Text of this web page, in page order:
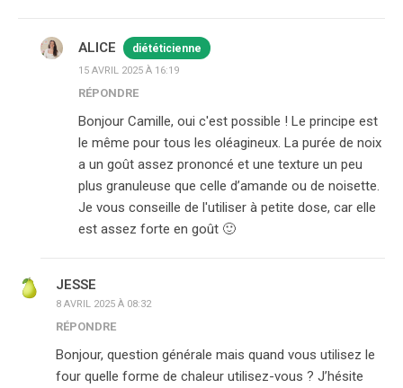
ALICE diététicienne
15 AVRIL 2025 À 16:19
RÉPONDRE
Bonjour Camille, oui c'est possible ! Le principe est
le même pour tous les oléagineux. La purée de noix
a un goût assez prononcé et une texture un peu
plus granuleuse que celle d’amande ou de noisette.
Je vous conseille de l'utiliser à petite dose, car elle
est assez forte en goût 🙂
JESSE
8 AVRIL 2025 À 08:32
RÉPONDRE
Bonjour, question générale mais quand vous utilisez le
four quelle forme de chaleur utilisez-vous ? J’hésite